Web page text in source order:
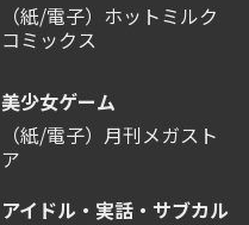
（紙/電子）ホットミルク
コミックス
美少女ゲーム
（紙/電子）月刊メガスト
ア
アイドル・実話・サブカル